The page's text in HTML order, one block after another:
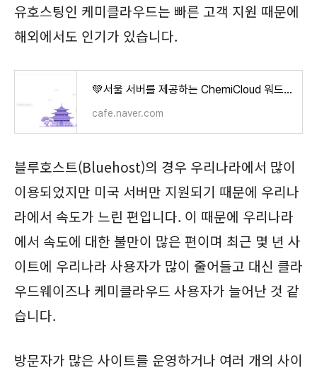
유호스팅인 케미클라우드는 빠른 고객 지원 때문에
해외에서도 인기가 있습니다.
💚서울 서버를 제공하는 ChemiCloud 워드프레스 호스팅 가입 방법 및 워드프레스 설치
cafe.naver.com
블루호스트(Bluehost)의 경우 우리나라에서 많이
이용되었지만 미국 서버만 지원되기 때문에 우리나
라에서 속도가 느린 편입니다. 이 때문에 우리나라
에서 속도에 대한 불만이 많은 편이며 최근 몇 년 사
이트에 우리나라 사용자가 많이 줄어들고 대신 클라
우드웨이즈나 케미클라우드 사용자가 늘어난 것 같
습니다.
방문자가 많은 사이트를 운영하거나 여러 개의 사이